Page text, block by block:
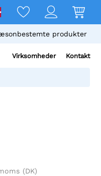
produkter
Virksomheder Kontakt
(DK)